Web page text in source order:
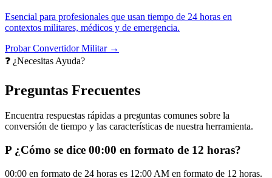
Esencial para profesionales que usan tiempo de 24 horas en
contextos militares, médicos y de emergencia.
Probar Convertidor Militar →
❓ ¿Necesitas Ayuda?
Preguntas Frecuentes
Encuentra respuestas rápidas a preguntas comunes sobre la
conversión de tiempo y las características de nuestra herramienta.
P ¿Cómo se dice 00:00 en formato de 12 horas?
00:00 en formato de 24 horas es 12:00 AM en formato de 12 horas.